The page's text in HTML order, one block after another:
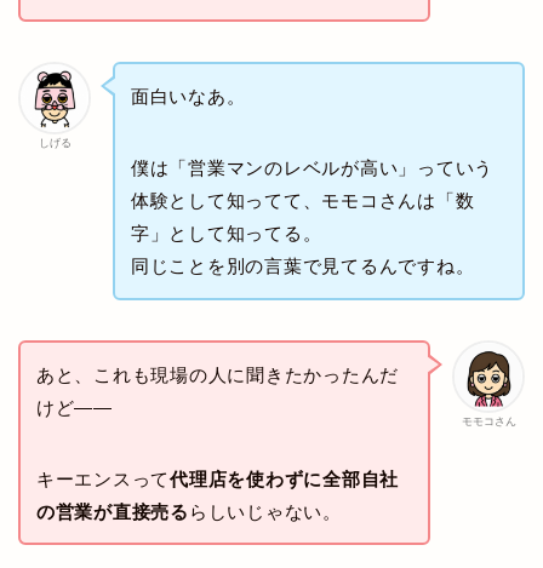
しげる
面白いなあ。
僕は「営業マンのレベルが高い」っていう
体験として知ってて、モモコさんは「数
字」として知ってる。
同じことを別の言葉で見てるんですね。
モモコさん
あと、これも現場の人に聞きたかったんだ
けど——
キーエンスって代理店を使わずに全部自社
の営業が直接売る らしいじゃない。